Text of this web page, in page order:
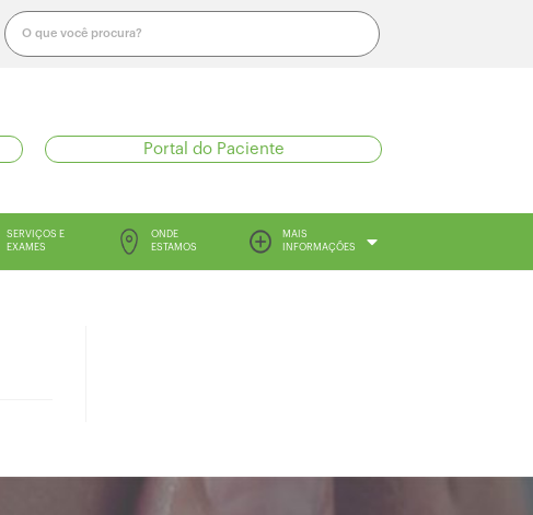
Portal do Paciente
SERVIÇOS E
EXAMES
ONDE
ESTAMOS
MAIS
INFORMAÇÕES